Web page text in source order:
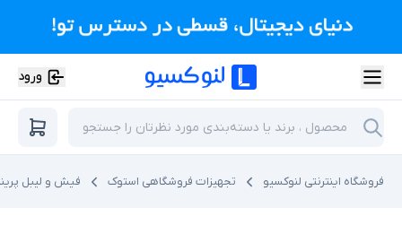
ورود
فروشگاه اینترنتی لنوکسیو تجهیزات فروشگاهی استوک فیش و لیبل